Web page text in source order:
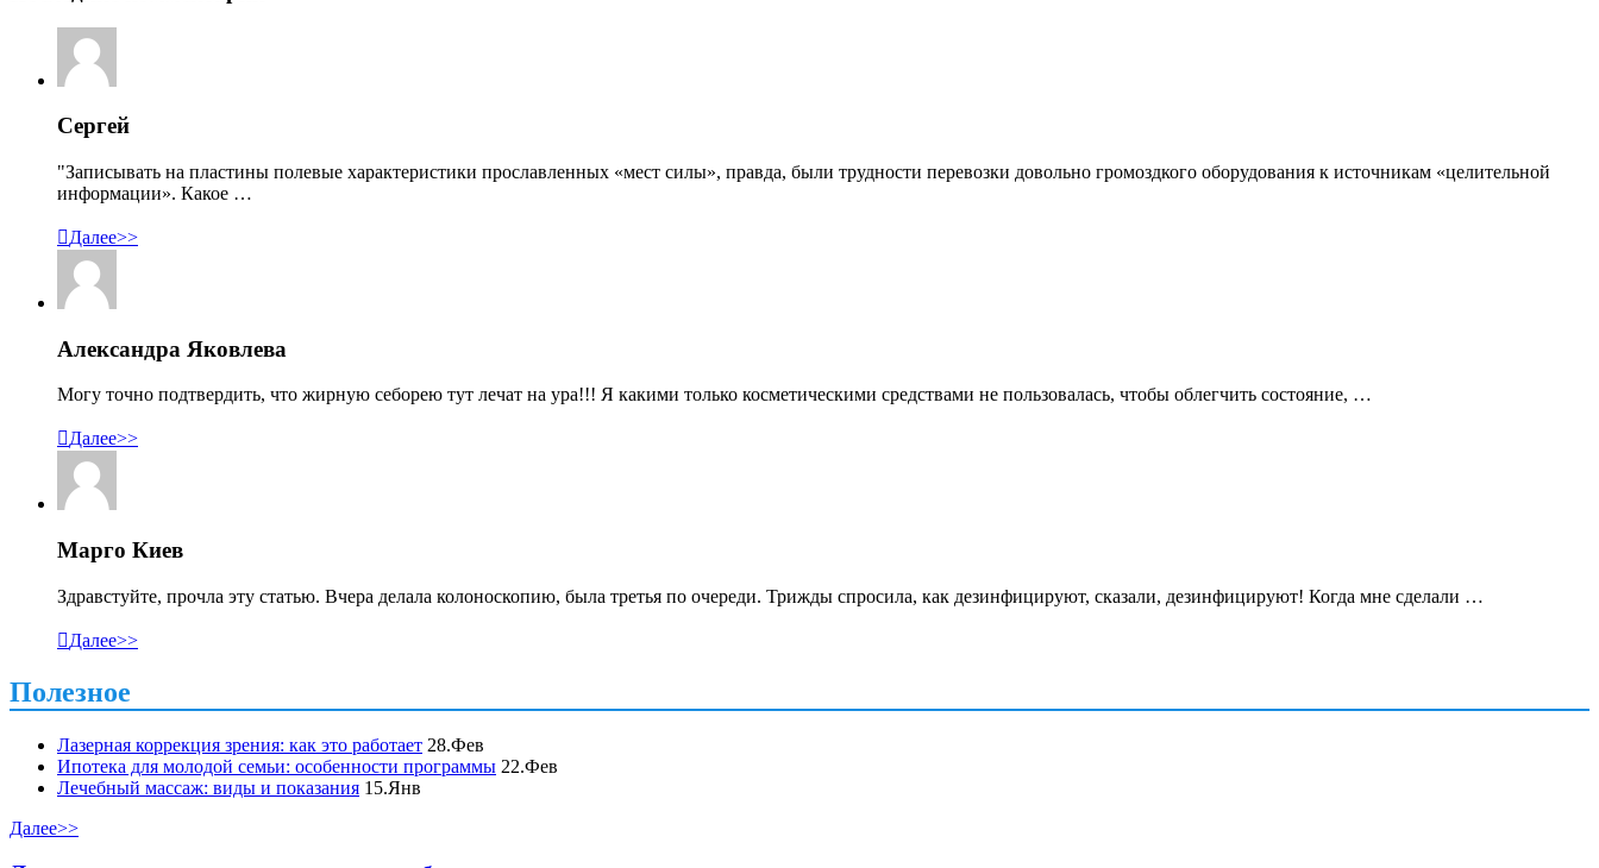
Сергей
"Записывать на пластины полевые характеристики прославленных «мест силы», правда, были трудности перевозки довольно громоздкого оборудования к источникам «целительной
информации». Какое …
Далее>>
Александра Яковлева
Могу точно подтвердить, что жирную себорею тут лечат на ура!!! Я какими только косметическими средствами не пользовалась, чтобы облегчить состояние, …
Далее>>
Марго Киев
Здравстуйте, прочла эту статью. Вчера делала колоноскопию, была третья по очереди. Трижды спросила, как дезинфицируют, сказали, дезинфицируют! Когда мне сделали …
Далее>>
Полезное
Лазерная коррекция зрения: как это работает 28.Фев
Ипотека для молодой семьи: особенности программы 22.Фев
Лечебный массаж: виды и показания 15.Янв
Далее>>